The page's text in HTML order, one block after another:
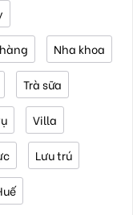
Nha khoa
Trà sữa
Villa
Lưu trú